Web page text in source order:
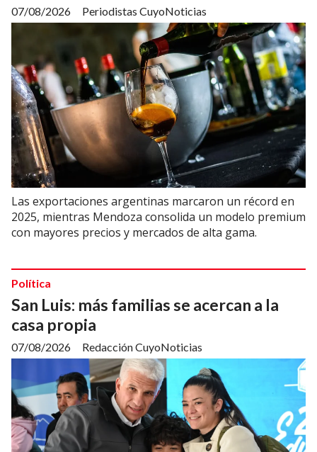
Periodistas CuyoNoticias
07/08/2026
Las exportaciones argentinas marcaron un récord en
2025, mientras Mendoza consolida un modelo premium
con mayores precios y mercados de alta gama.
San Luis: más familias se acercan a la
casa propia
Redacción CuyoNoticias
Política
07/08/2026